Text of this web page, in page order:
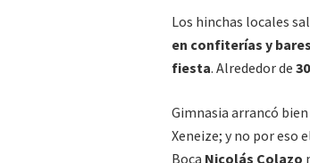
Los hinchas locales
en confiterías y
fiesta. Alrededor de
Gimnasia arrancó
Xeneize; y no por eso
Boca Nicolás Colazo